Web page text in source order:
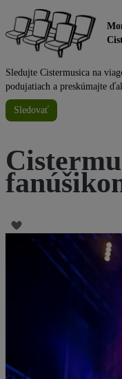
Sledujte Cistermusica na
podujatiach a preskúmajte
Sledovať